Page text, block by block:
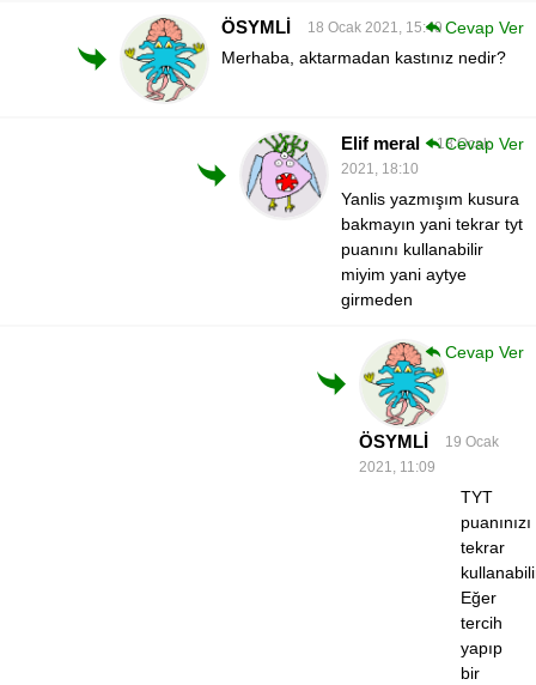
ÖSYMLİ 18 Ocak 2021, 15:49
Merhaba, aktarmadan kastınız nedir?
Cevap Ver
Elif meral
18 Ocak
2021, 18:10
Yanlis yazmışım kusura
bakmayın yani tekrar tyt
puanını kullanabilir
miyim yani aytye
girmeden
Cevap Ver
ÖSYMLİ
19 Ocak
2021, 11:09
TYT
puanınızı
tekrar
Eğer
tercih
yapıp
bir
Cevap Ver